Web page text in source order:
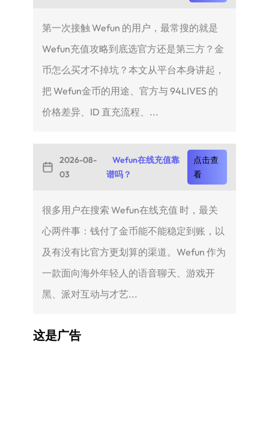
第一次接触 Wefun 的用户，最常搜的就是
Wefun充值攻略到底选官方还是第三方？金
币怎么买才不掉坑？本文从平台本身讲起，
把 Wefun金币的用途、官方与 94LIVES 的
价格差异、ID 直充流程、...
2026-08-
03
Wefun在线充值靠
谱吗？
点击查
看
很多用户在搜索 Wefun在线充值 时，最关
心两件事：钱付了金币能不能稳定到账，以
及有没有比官方更划算的渠道。Wefun 作为
一款面向海外年轻人的语音聊天、游戏开
黑、派对互动与才艺...
这是广告